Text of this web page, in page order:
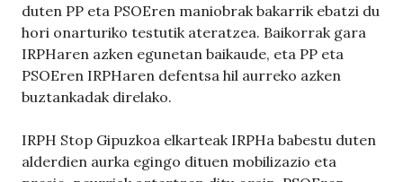
duten PP eta PSOEren maniobrak bakarrik ebatzi du
hori onarturiko testutik ateratzea. Baikorrak gara
IRPHaren azken egunetan baikaude, eta PP eta
PSOEren IRPHaren defentsa hil aurreko azken
buztankadak direlako.
IRPH Stop Gipuzkoa elkarteak IRPHa babestu duten
alderdien aurka egingo dituen mobilizazio eta